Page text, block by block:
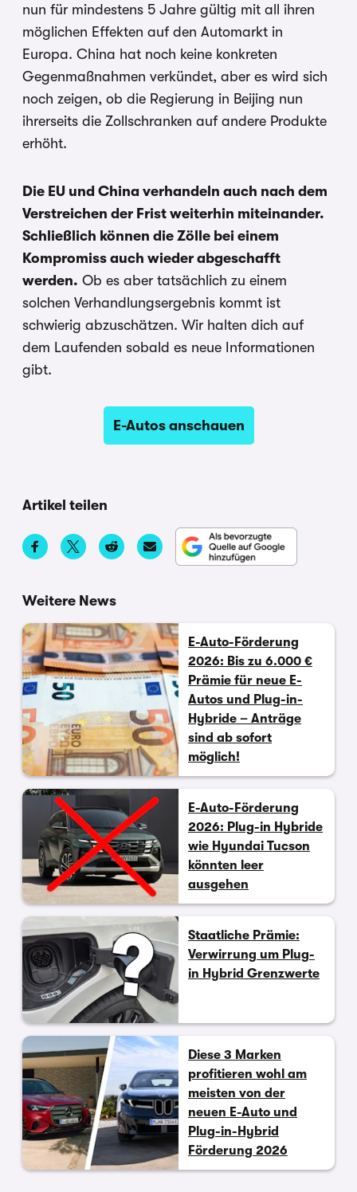
nun für mindestens 5 Jahre gültig mit all ihren
möglichen Effekten auf den Automarkt in
Europa. China hat noch keine konkreten
Gegenmaßnahmen verkündet, aber es wird sich
noch zeigen, ob die Regierung in Beijing nun
ihrerseits die Zollschranken auf andere Produkte
erhöht.
Die EU und China verhandeln auch nach dem
Verstreichen der Frist weiterhin miteinander.
Schließlich können die Zölle bei einem
Kompromiss auch wieder abgeschafft
werden. Ob es aber tatsächlich zu einem
solchen Verhandlungsergebnis kommt ist
schwierig abzuschätzen. Wir halten dich auf
dem Laufenden sobald es neue Informationen
gibt.
E-Autos anschauen
Artikel teilen
Weitere News
E-Auto-Förderung
2026: Bis zu 6.000 €
Prämie für neue E-
Autos und Plug-in-
Hybride – Anträge
sind ab sofort
möglich!
E-Auto-Förderung
2026: Plug-in Hybride
wie Hyundai Tucson
könnten leer
ausgehen
Staatliche Prämie:
Verwirrung um Plug-
in Hybrid Grenzwerte
Diese 3 Marken
profitieren wohl am
meisten von der
neuen E-Auto und
Plug-in-Hybrid
Förderung 2026